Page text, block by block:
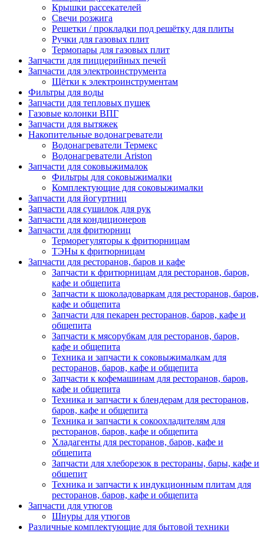
Крышки рассекателей
Свечи розжига
Решетки / прокладки под решётку для плиты
Ручки для газовых плит
Термопары для газовых плит
Запчасти для пиццерийных печей
Запчасти для электроинструмента
Щётки к электроинструментам
Фильтры для воды
Запчасти для тепловых пушек
Газовые колонки ВПГ
Запчасти для вытяжек
Накопительные водонагреватели
Водонагреватели Термекс
Водонагреватели Ariston
Запчасти для соковыжималок
Фильтры для соковыжималки
Комплектующие для соковыжималки
Запчасти для йогуртниц
Запчасти для сушилок для рук
Запчасти для кондиционеров
Запчасти для фритюрниц
Терморегуляторы к фритюрницам
ТЭНы к фритюрницам
Запчасти для ресторанов, баров и кафе
Запчасти к фритюрницам для ресторанов, баров,
кафе и общепита
Запчасти к шоколадоваркам для ресторанов, баров,
кафе и общепита
Запчасти для пекарен ресторанов, баров, кафе и
общепита
Запчасти к мясорубкам для ресторанов, баров,
кафе и общепита
Техника и запчасти к соковыжималкам для
ресторанов, баров, кафе и общепита
Запчасти к кофемашинам для ресторанов, баров,
кафе и общепита
Техника и запчасти к блендерам для ресторанов,
баров, кафе и общепита
Техника и запчасти к сокоохладителям для
ресторанов, баров, кафе и общепита
Хладагенты для ресторанов, баров, кафе и
общепита
Запчасти для хлеборезок в рестораны, бары, кафе и
общепит
Техника и запчасти к индукционным плитам для
ресторанов, баров, кафе и общепита
Запчасти для утюгов
Шнуры для утюгов
Различные комплектующие для бытовой техники